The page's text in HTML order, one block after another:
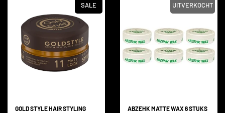
SALE
GOLD STYLE HAIR STYLING
UITVERKOCHT
ABZEHK MATTE WAX 6 STUKS